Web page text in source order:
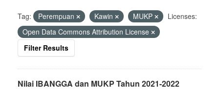
Tag: Perempuan Kawin MUKP
Licenses:
Open Data Commons Attribution License
Filter Results
Nilai IBANGGA dan MUKP Tahun 2021-2022